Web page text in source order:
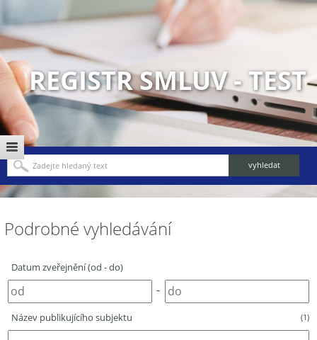
REGISTR SMLUV - TEST
Podrobné vyhledávání
Datum zveřejnění (od - do)
-
Název publikujícího subjektu (1)